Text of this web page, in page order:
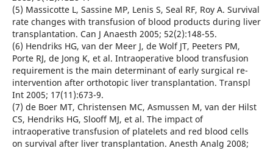
(5) Massicotte L, Sassine MP, Lenis S, Seal RF, Roy A. Survival
rate changes with transfusion of blood products during liver
transplantation. Can J Anaesth 2005; 52(2):148-55.
(6) Hendriks HG, van der Meer J, de Wolf JT, Peeters PM,
Porte RJ, de Jong K, et al. Intraoperative blood transfusion
requirement is the main determinant of early surgical re-
intervention after orthotopic liver transplantation. Transpl
Int 2005; 17(11):673-9.
(7) de Boer MT, Christensen MC, Asmussen M, van der Hilst
CS, Hendriks HG, Slooff MJ, et al. The impact of
intraoperative transfusion of platelets and red blood cells
on survival after liver transplantation. Anesth Analg 2008;